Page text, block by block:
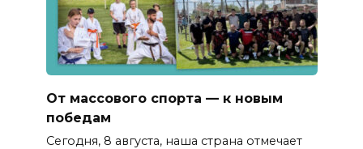
От массового спорта — к новым
победам
Сегодня, 8 августа, наша страна отмечает